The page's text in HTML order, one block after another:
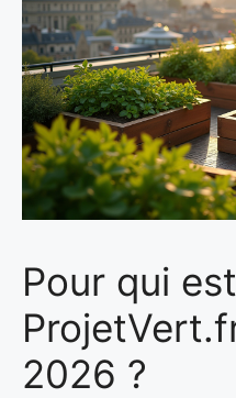
Pour qui
2026 ?